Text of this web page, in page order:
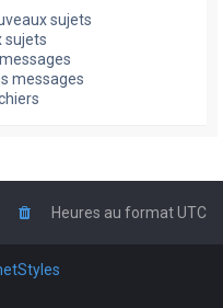
sujets
sujets
messages
Heures au formatUTC